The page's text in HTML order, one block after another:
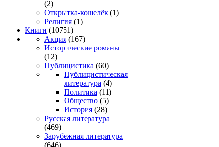
(2)
Открытка-кошелёк (1)
Религия (1)
Книги (10751)
Акция (167)
Исторические романы
(12)
Публицистика (60)
Публицистическая
литература (4)
Политика (11)
Общество (5)
История (28)
Русская литература
(469)
Зарубежная литература
(646)